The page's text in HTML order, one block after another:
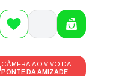
CÂMERA AO VIVO DA
PONTE DA AMIZADE